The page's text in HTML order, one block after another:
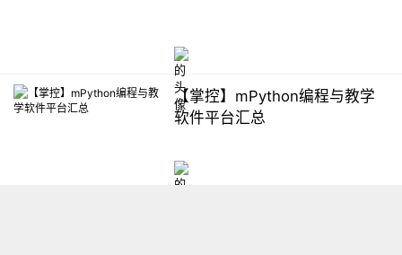
【掌控】mPython编程与教学
软件平台汇总